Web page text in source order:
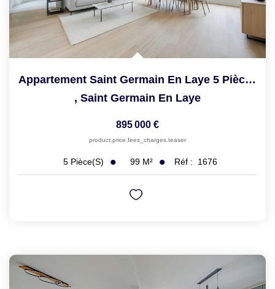
Appartement Saint Germain En Laye 5 Pièce(s) 99.20 M2
, Saint Germain En Laye
895 000 €
product.price.fees_charges.teaser
5 Pièce(s) 99 M² Réf : 1676